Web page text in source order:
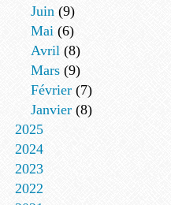
Juin (9)
Mai (6)
Avril (8)
Mars (9)
Février (7)
Janvier (8)
2025
2024
2023
2022